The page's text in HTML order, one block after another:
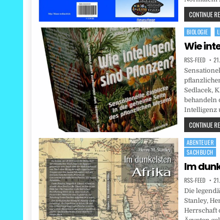
CONTINUE
Posted
in
BIOLOGIE
Wie
RSS-FEED
Sedlacek,
behandeln
Intelligenz
CONTINUE
Posted
in
ABENTEUER
SACHBUCH
Im
RSS-FEED
Die
Stanley,
Herrschaft